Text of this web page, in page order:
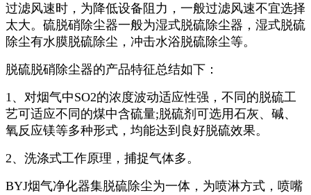
过滤风速时，为降低设备阻力，一般过滤风速不宜选择
太大。硫脱硝除尘器一般为湿式脱硫除尘器，湿式脱硫
除尘有水膜脱硫除尘，冲击水浴脱硫除尘等。
脱硫脱硝除尘器的产品特征总结如下：
1、对烟气中SO2的浓度波动适应性强，不同的脱硫工
艺可适应不同的煤中含硫量;脱硫剂可选用石灰、碱、
氧反应镁等多种形式，均能达到良好脱硫效果。
2、洗涤式工作原理，捕捉气体多。
BYJ烟气净化器集脱硫除尘为一体，为喷淋方式，喷嘴